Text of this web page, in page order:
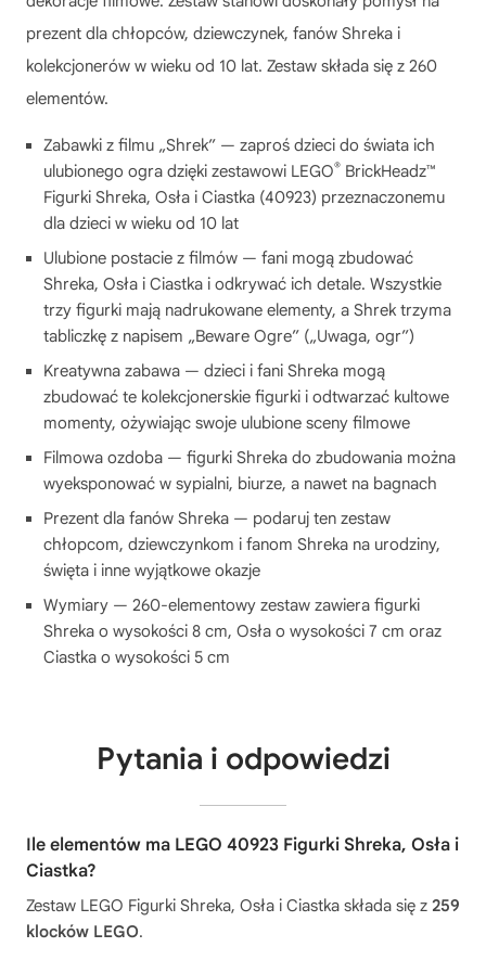
prezent dla chłopców, dziewczynek, fanów Shreka i
kolekcjonerów w wieku od 10 lat. Zestaw składa się z 260
elementów.
Zabawki z filmu „Shrek” — zaproś dzieci do świata ich
ulubionego ogra dzięki zestawowi LEGO® BrickHeadz™
Figurki Shreka, Osła i Ciastka (40923) przeznaczonemu
dla dzieci w wieku od 10 lat
Ulubione postacie z filmów — fani mogą zbudować
Shreka, Osła i Ciastka i odkrywać ich detale. Wszystkie
trzy figurki mają nadrukowane elementy, a Shrek trzyma
tabliczkę z napisem „Beware Ogre” („Uwaga, ogr”)
Kreatywna zabawa — dzieci i fani Shreka mogą
zbudować te kolekcjonerskie figurki i odtwarzać kultowe
momenty, ożywiając swoje ulubione sceny filmowe
Filmowa ozdoba — figurki Shreka do zbudowania można
wyeksponować w sypialni, biurze, a nawet na bagnach
Prezent dla fanów Shreka — podaruj ten zestaw
chłopcom, dziewczynkom i fanom Shreka na urodziny,
święta i inne wyjątkowe okazje
Wymiary — 260-elementowy zestaw zawiera figurki
Shreka o wysokości 8 cm, Osła o wysokości 7 cm oraz
Ciastka o wysokości 5 cm
Pytania i odpowiedzi
Ile elementów ma LEGO 40923 Figurki Shreka, Osła i
Ciastka?
Zestaw LEGO Figurki Shreka, Osła i Ciastka składa się z 259
klocków LEGO.